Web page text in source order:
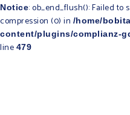
Notice: ob_end_flush(): Failed
compression (0) in /home/
content/plugins/complianz-
line 479